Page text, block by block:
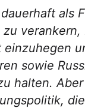
als
zu
einzuhegen
sowie
halten.